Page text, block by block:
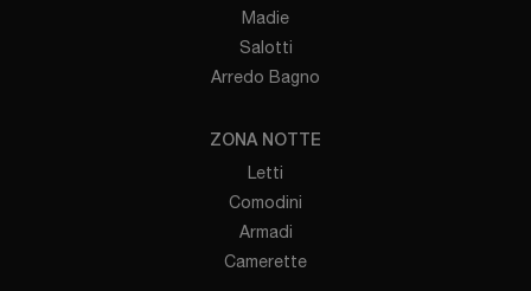
Madie
Salotti
Arredo Bagno
ZONA NOTTE
Letti
Comodini
Armadi
Camerette